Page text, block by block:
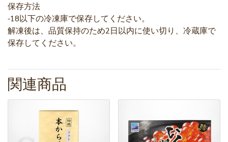
保存方法
-18以下の冷凍庫で保存してください。
解凍後は、品質保持のため2日以内に使い切り、冷蔵庫で
保存してください。
関連商品